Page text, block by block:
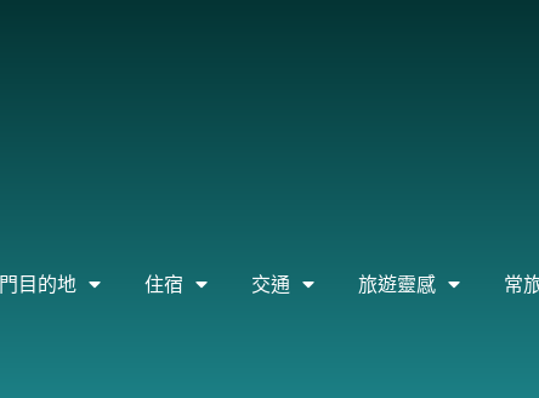
目的地 住宿 交通 旅遊靈感 常